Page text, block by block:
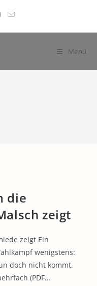
Menü
die
zeigt
zeigt Ein
wenigstens:
doch nicht kommt.
(PDF…